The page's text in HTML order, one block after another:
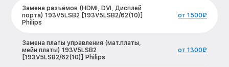
Замена разъёмов (HDMI, DVI, Дисплей
порта) 193V5LSB2 [193V5LSB2/62(10)]
Philips
от 1500₽
Замена платы управления (мат.платы,
мейн платы) 193V5LSB2
[193V5LSB2/62(10)] Philips
от 1300₽